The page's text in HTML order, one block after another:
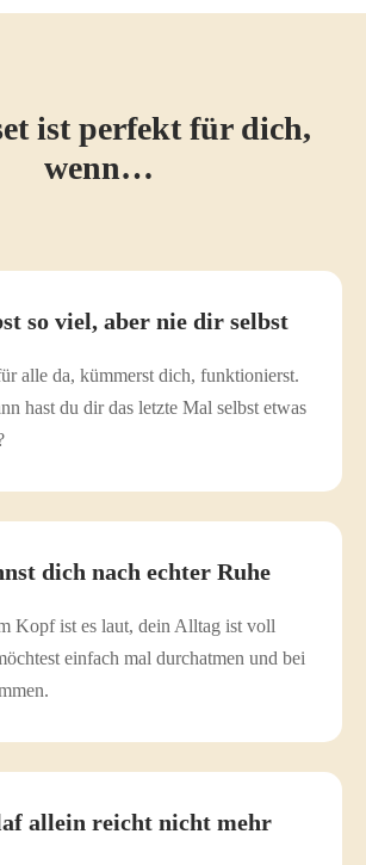
ist perfekt für dich,
wenn…
so viel, aber nie dir selbst
alle da, kümmerst dich, funktionierst.
hast du dir das letzte Mal selbst etwas
dich nach echter Ruhe
Kopf ist es laut, dein Alltag ist voll
einfach mal durchatmen und bei
allein reicht nicht mehr